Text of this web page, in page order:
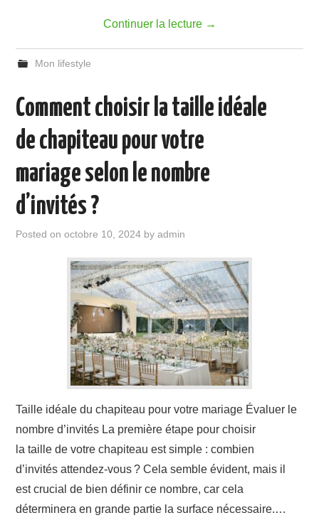
Continuer la lecture →
Mon lifestyle
Comment choisir la taille idéale
de chapiteau pour votre
mariage selon le nombre
d’invités ?
Posted onoctobre 10, 2024 byadmin
Taille idéale du chapiteau pour votre mariage Évaluer le
nombre d’invités La première étape pour choisir
la taille de votre chapiteau est simple : combien
d’invités attendez-vous ? Cela semble évident, mais il
est crucial de bien définir ce nombre, car cela
déterminera en grande partie la surface nécessaire.…